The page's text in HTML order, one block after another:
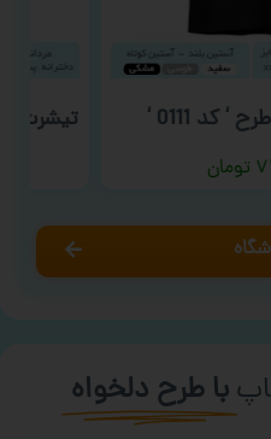
کد 0111 ‘
تومان
تیشرت
با طرح دلخواه